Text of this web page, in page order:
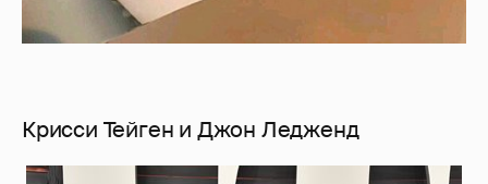
Крисси Тейген и Джон Ледженд